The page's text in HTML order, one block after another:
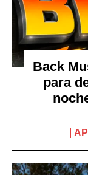
Back
para